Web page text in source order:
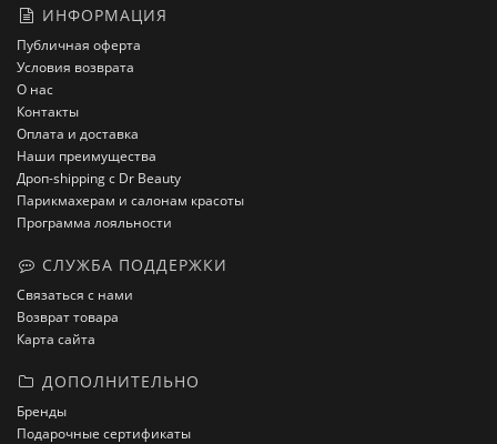
ИНФОРМАЦИЯ
Публичная оферта
Условия возврата
О нас
Контакты
Оплата и доставка
Наши преимущества
Дроп-shipping с Dr Beauty
Парикмахерам и салонам красоты
Программа лояльности
СЛУЖБА ПОДДЕРЖКИ
Связаться с нами
Возврат товара
Карта сайта
ДОПОЛНИТЕЛЬНО
Бренды
Подарочные сертификаты